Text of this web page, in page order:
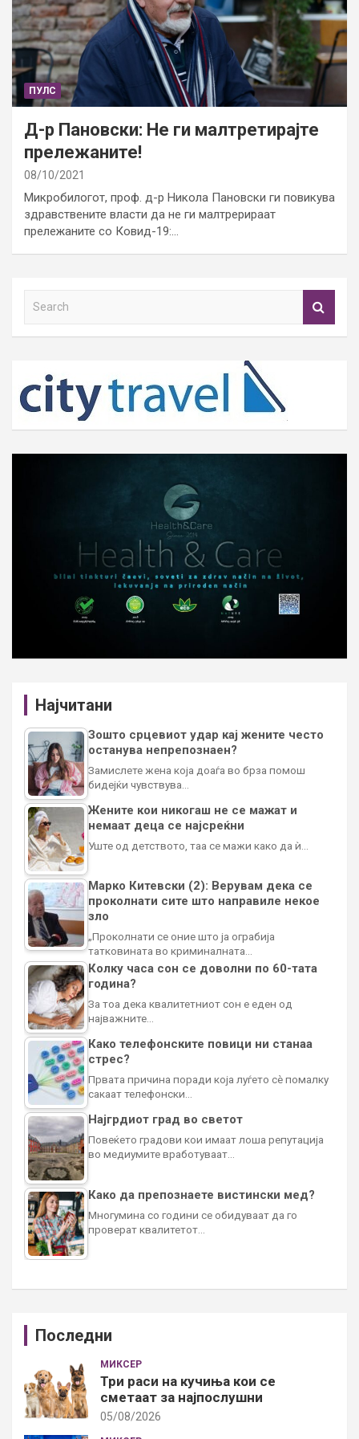
ПУЛС
Д-р Пановски: Не ги малтретирајте
прележаните!
08/10/2021
Микробилогот, проф. д-р Никола Пановски ги повикува
здравствените власти да не ги малтрерираат
прележаните со Ковид-19:…
h
Најчитани
Зошто срцевиот удар кај жените често
останува непрепознаен?
Замислете жена која доаѓа во брза помош
бидејќи чувствува…
Жените кои никогаш не се мажат и
немаат деца се најсреќни
Уште од детството, таа се мажи како да ѝ…
Марко Китевски (2): Верувам дека се
проколнати сите што направиле некое
зло
„Проколнати се оние што ја ограбија
татковината во криминалната…
Колку часа сон се доволни по 60-тата
година?
За тоа дека квалитетниот сон е еден од
најважните…
Како телефонските повици ни станаа
стрес?
Првата причина поради која луѓето сè помалку
сакаат телефонски…
Најгрдиот град во светот
Повеќето градови кои имаат лоша репутација
во медиумите вработуваат…
Како да препознаете вистински мед?
Многумина со години се обидуваат да го
проверат квалитетот…
Последни
МИКСЕР
Три раси на кучиња кои се
сметаат за најпослушни
05/08/2026